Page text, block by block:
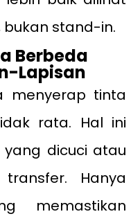
stand-in.
Berbeda
Lapisan
menyerap tinta
rata. Hal ini
dicuci atau
Hanya
memastikan